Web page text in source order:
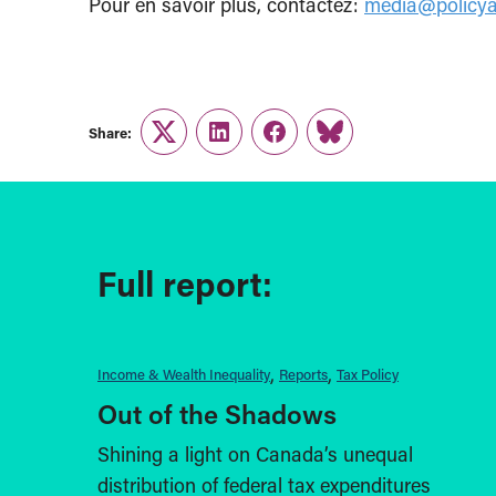
Share:
TwitterLinkedInFacebook
Link
Full report:
Income & Wealth Inequality Reports Tax Policy
Out of the Shadows
Shining a light on Canada’s unequal
distribution of federal tax expenditures